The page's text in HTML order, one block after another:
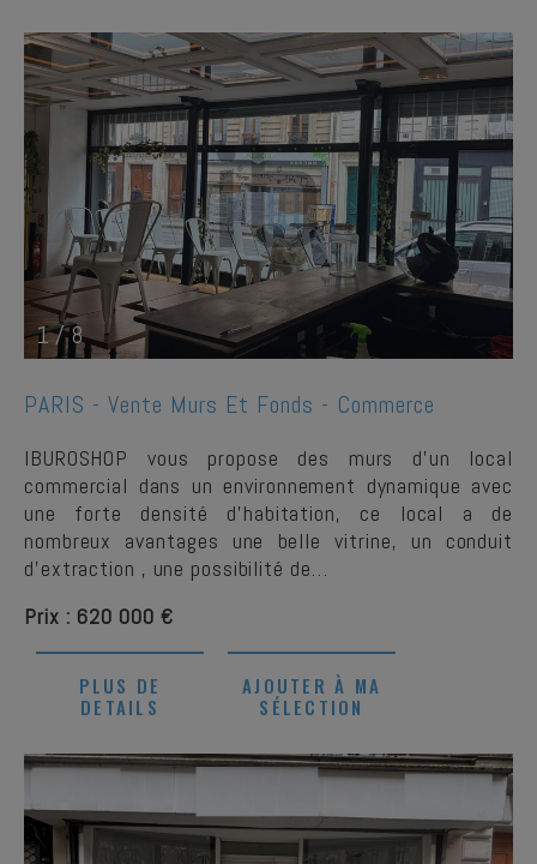
1/8
PARIS - Vente Murs Et Fonds - Commerce
IBUROSHOP vous propose des murs d'un local
commercial dans un environnement dynamique avec
une forte densité d'habitation, ce local a de
nombreux avantages une belle vitrine, un conduit
d'extraction , une possibilité de…
Prix : 620 000 €
PLUS DE
DETAILS
AJOUTER À MA
SÉLECTION